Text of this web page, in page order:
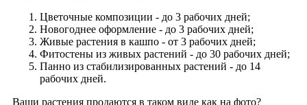
Цветочные композиции - до 3 рабочих дней;
Новогоднее оформление - до 3 рабочих дней;
Живые растения в кашпо - от 3 рабочих дней;
Фитостены из живых растений - до 30 рабочих дней;
Панно из стабилизированных растений - до 14
рабочих дней.
Ваши растения продаются в таком виде как на фото?